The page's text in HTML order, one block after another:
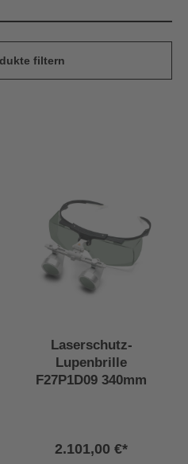
filtern
Laserschutz-
Lupenbrille
F27P1D09 340mm
2.101,00 €*